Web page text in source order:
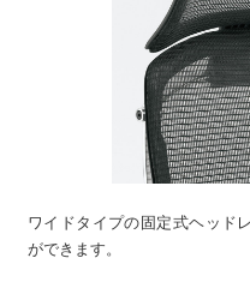
ワイドタイプの固定式ヘッド
ができます。